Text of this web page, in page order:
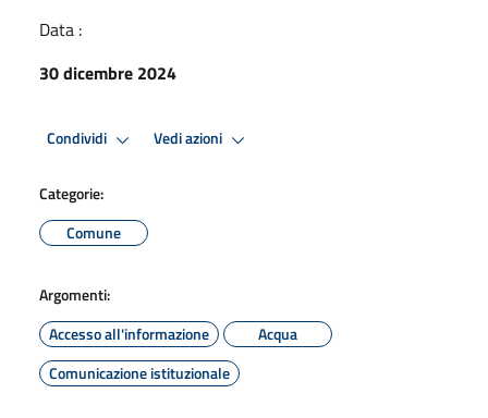
Data :
30 dicembre 2024
Condividi Vedi azioni
Categorie:
Comune
Argomenti:
Accesso all'informazione
Acqua
Comunicazione istituzionale